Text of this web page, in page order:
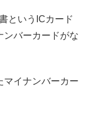
というICカード
ンバーカードがな
マイナンバーカー